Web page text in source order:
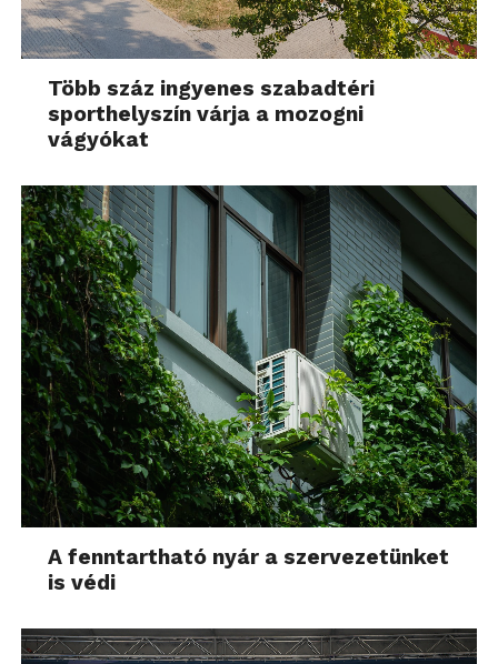
Több száz ingyenes szabadtéri
sporthelyszín várja a mozogni
vágyókat
A fenntartható nyár a szervezetünket
is védi